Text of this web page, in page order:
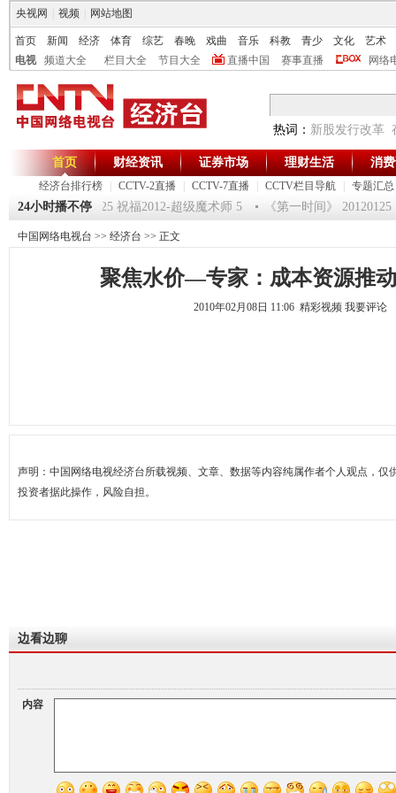
央视网 视频 网站地图
首页 新闻 经济 体育 综艺 春晚 戏曲 音乐 科教 青少 文化
艺术
电视
频道大全 栏目大全 节目大全 直播中国 赛事直播 网络
热词： 新股发行改革
首页
经济台排行榜 CCTV-2直播 CCTV-7直播 CCTV栏目导航 专题汇总
财经资讯 证券市场 理财生活 消
24小时播不停
球驿站》20120125 祝福2012-超级魔术师 5 《第一时间》 20120125
中国网络电视台 >> 经济台 >> 正文
聚焦水价—专家：成本资源推
2010年02月08日 11:06 精彩视频 我要评论
声明：中国网络电视经济台所载视频、文章、数据等内容纯属作者个人观点，仅
投资者据此操作，风险自担。
边看边聊
内容